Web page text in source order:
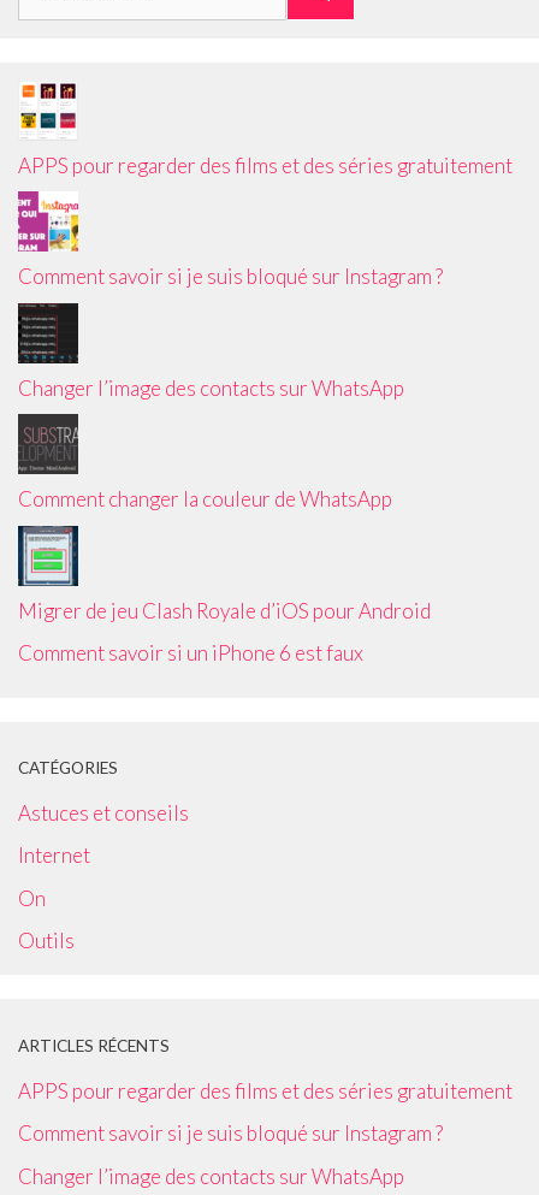
APPS pour regarder des films et des séries gratuitement
Comment savoir si je suis bloqué sur Instagram ?
Changer l’image des contacts sur WhatsApp
Comment changer la couleur de WhatsApp
Migrer de jeu Clash Royale d’iOS pour Android
Comment savoir si un iPhone 6 est faux
CATÉGORIES
Astuces et conseils
Internet
On
Outils
ARTICLES RÉCENTS
APPS pour regarder des films et des séries gratuitement
Comment savoir si je suis bloqué sur Instagram ?
Changer l’image des contacts sur WhatsApp